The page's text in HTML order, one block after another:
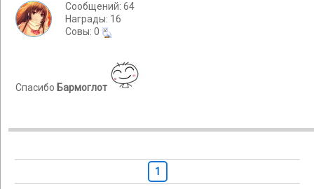
Сообщений: 64
Награды: 16
Cовы: 0
Спасибо Бармоглот
1